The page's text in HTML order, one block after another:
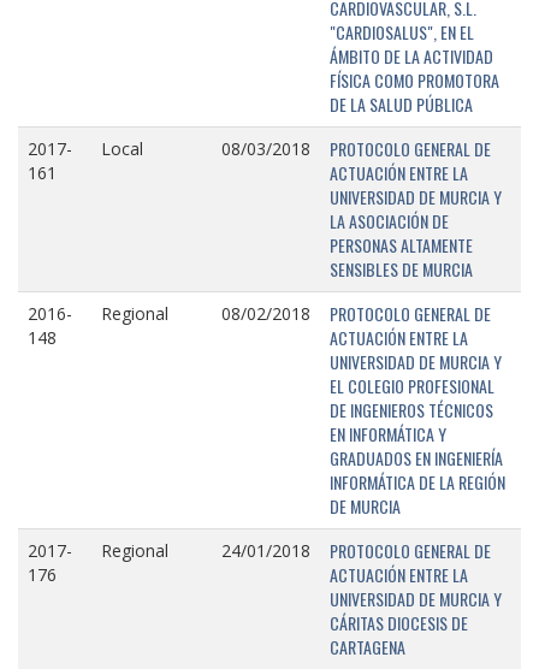
CARDIOVASCULAR, S.L.
"CARDIOSALUS", EN EL
ÁMBITO DE LA ACTIVIDAD
FÍSICA COMO PROMOTORA
DE LA SALUD PÚBLICA
2017-
161
Local 08/03/2018
PROTOCOLO GENERAL DE
ACTUACIÓN ENTRE LA
UNIVERSIDAD DE MURCIA Y
LA ASOCIACIÓN DE
PERSONAS ALTAMENTE
SENSIBLES DE MURCIA
2016-
148
Regional 08/02/2018
PROTOCOLO GENERAL DE
ACTUACIÓN ENTRE LA
UNIVERSIDAD DE MURCIA Y
EL COLEGIO PROFESIONAL
DE INGENIEROS TÉCNICOS
EN INFORMÁTICA Y
GRADUADOS EN INGENIERÍA
INFORMÁTICA DE LA REGIÓN
DE MURCIA
2017-
176
Regional 24/01/2018
PROTOCOLO GENERAL DE
ACTUACIÓN ENTRE LA
UNIVERSIDAD DE MURCIA Y
CÁRITAS DIOCESIS DE
CARTAGENA